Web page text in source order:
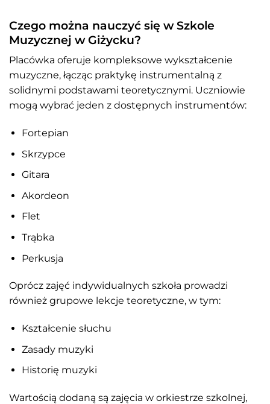
Czego można nauczyć się w Szkole
Muzycznej w Giżycku?
Placówka oferuje kompleksowe wykształcenie
muzyczne, łącząc praktykę instrumentalną z
solidnymi podstawami teoretycznymi. Uczniowie
mogą wybrać jeden z dostępnych instrumentów:
Fortepian
Skrzypce
Gitara
Akordeon
Flet
Trąbka
Perkusja
Oprócz zajęć indywidualnych szkoła prowadzi
również grupowe lekcje teoretyczne, w tym:
Kształcenie słuchu
Zasady muzyki
Historię muzyki
Wartością dodaną są zajęcia w orkiestrze szkolnej,